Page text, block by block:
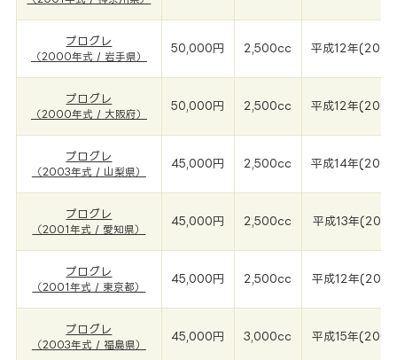
プログレ
（2000年式 / 岩手県）
50,000円 2,500cc 平成12年
プログレ
（2000年式 / 大阪府）
50,000円 2,500cc 平成12年
プログレ
（2003年式 / 山梨県）
45,000円 2,500cc 平成14年
プログレ
（2001年式 / 愛知県）
45,000円 2,500cc 平成13年(2001
プログレ
（2001年式 / 東京都）
45,000円 2,500cc 平成12年
プログレ
（2003年式 / 福島県）
45,000円 3,000cc 平成15年